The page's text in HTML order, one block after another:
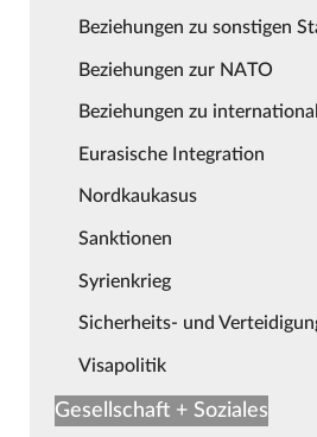
Beziehungen zu sonstigen
Beziehungen zur NATO
Beziehungen zu
Eurasische Integration
Nordkaukasus
Sanktionen
Syrienkrieg
Sicherheits- und
Visapolitik
Gesellschaft + Soziales